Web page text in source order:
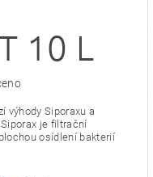
10 L
výhody Siporaxu a
Siporax je filtrační
osídlení bakterií